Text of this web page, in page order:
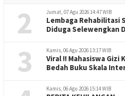
2 Jumat, 07 Agu 2026 14:47 WIB
Lembaga Rehabilitasi
Diduga Selewengkan
3 Kamis, 06 Agu 2026 13:17 WIB
Viral !! Mahasiswa Gizi
Bedah Buku Skala
Kamis, 06 Agu 2026 15:14 WIB